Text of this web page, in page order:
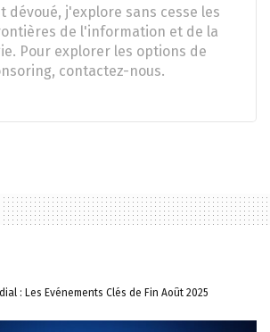
dévoué, j'explore sans cesse les
de l'information et de la
Pour explorer les options de
contactez-nous.
: Les Événements Clés de Fin Août 2025